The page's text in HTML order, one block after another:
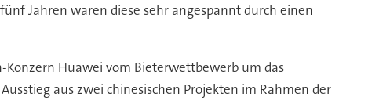
Jahren waren diese sehr angespannt durch einen
Konzern Huawei vom Bieterwettbewerb um das
aus zwei chinesischen Projekten im Rahmen der